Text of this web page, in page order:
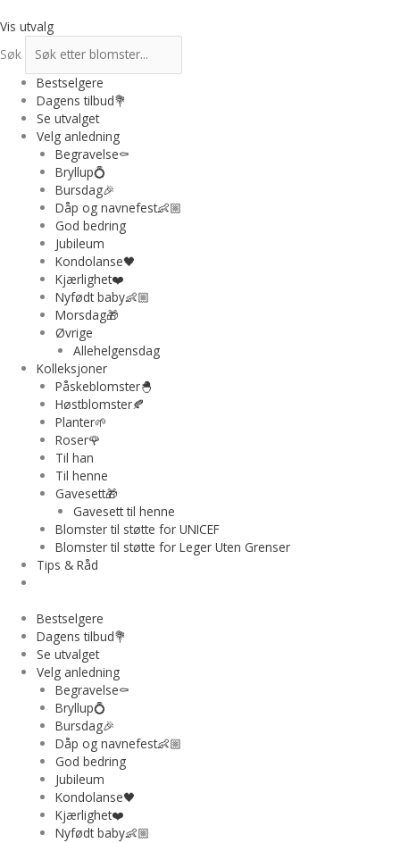
rett
innholdet
Vis utvalg
Søk
Bestselgere
Dagens tilbud💐
Se utvalget
Velg anledning
Begravelse⚰️
Bryllup💍
Bursdag🎉
Dåp og navnefest👶🏼
God bedring
Jubileum
Kondolanse🖤
Kjærlighet❤️
Nyfødt baby👶🏼
Morsdag🎁
Øvrige
Allehelgensdag
Kolleksjoner
Påskeblomster🐣
Høstblomster🍂
Planter🌱
Roser🌹
Til han
Til henne
Gavesett🎁
Gavesett til henne
Blomster til støtte for UNICEF
Blomster til støtte for Leger Uten Grenser
Tips & Råd
Bestselgere
Dagens tilbud💐
Se utvalget
Velg anledning
Begravelse⚰️
Bryllup💍
Bursdag🎉
Dåp og navnefest👶🏼
God bedring
Jubileum
Kondolanse🖤
Kjærlighet❤️
Nyfødt baby👶🏼